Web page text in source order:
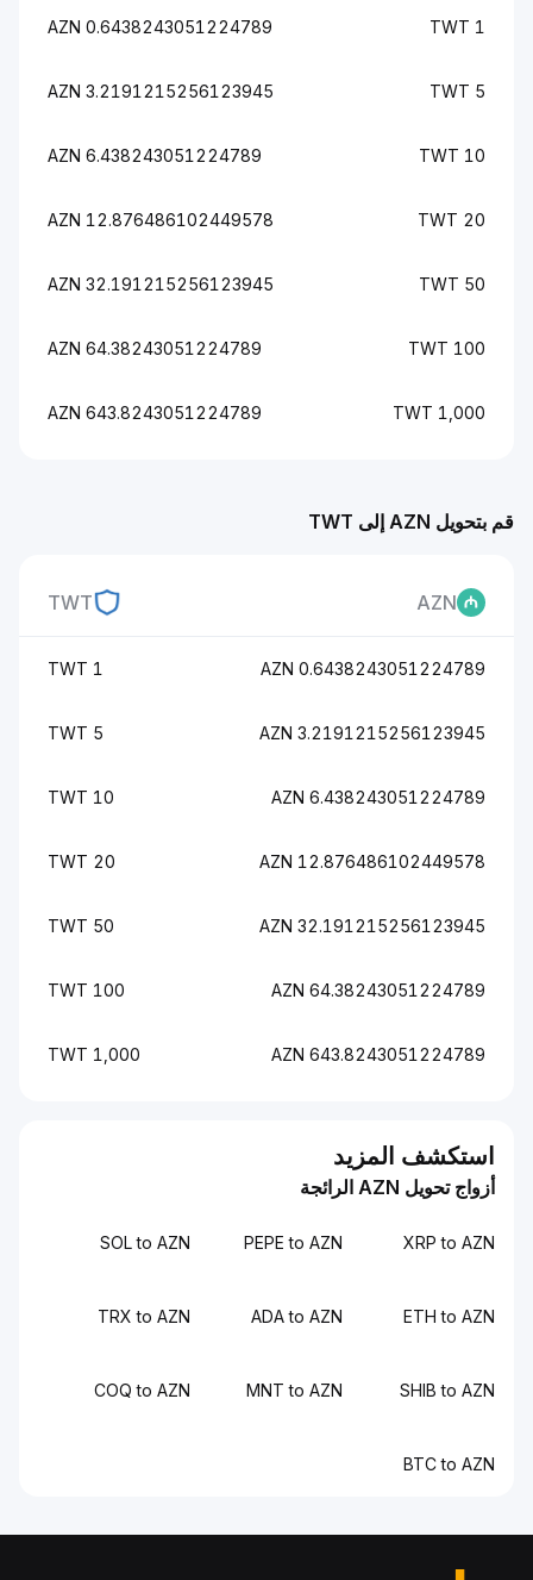
1 TWT
0.6438243051224789 AZN
5 TWT
3.2191215256123945 AZN
10 TWT
6.438243051224789 AZN
20 TWT
12.876486102449578 AZN
50 TWT
32.191215256123945 AZN
100 TWT
64.38243051224789 AZN
1,000 TWT
643.8243051224789 AZN
قم بتحويل AZN إلى TWT
AZN
TWT
0.6438243051224789 AZN
1 TWT
3.2191215256123945 AZN
5 TWT
6.438243051224789 AZN
10 TWT
12.876486102449578 AZN
20 TWT
32.191215256123945 AZN
50 TWT
64.38243051224789 AZN
100 TWT
643.8243051224789 AZN
1,000 TWT
استكشف المزيد
أزواج تحويل AZN الرائجة
XRP to AZN
PEPE to AZN
SOL to AZN
ETH to AZN
ADA to AZN
TRX to AZN
SHIB to AZN
MNT to AZN
COQ to AZN
BTC to AZN